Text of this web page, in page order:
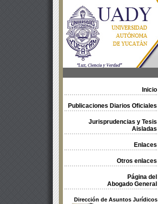
Inicio
Publicaciones Diarios Oficiales
Jurisprudencias y Tesis
Aisladas
Enlaces
Otros enlaces
Página del
Abogado General
Dirección de Asuntos Jurídicos